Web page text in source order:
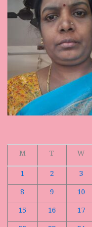
M
T W
1
2 3
8
9 10
15
16 17